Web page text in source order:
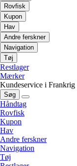
Rovfisk
Kupon
Hav
Andre ferskner
Navigation
Tøj
Restlager
Mærker
Kundeservice i Frankrig
Søg
Håndtag
Rovfisk
Kupon
Hav
Andre ferskner
Navigation
Tøj